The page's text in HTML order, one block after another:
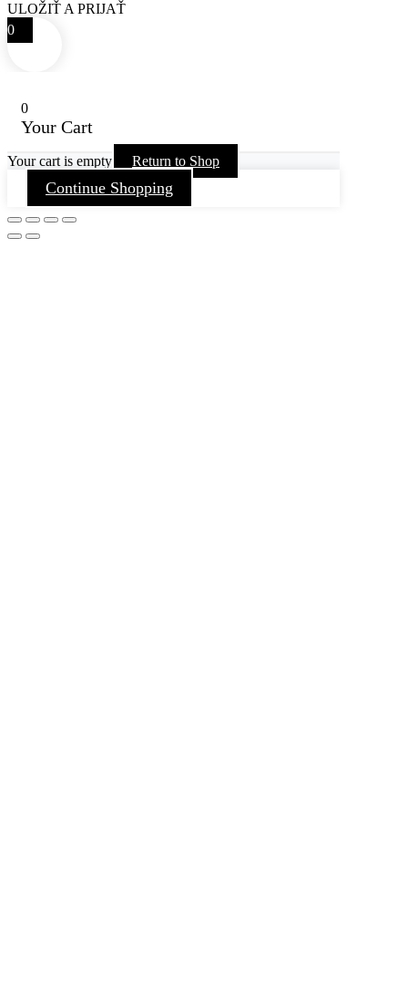
ULOŽIŤ A PRIJAŤ
0
0
Your Cart
Your cart is empty Return to Shop
Continue Shopping